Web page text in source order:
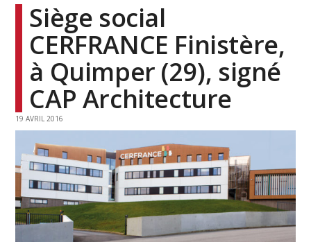
Siège social
CERFRANCE Finistère,
à Quimper (29), signé
CAP Architecture
19 AVRIL 2016